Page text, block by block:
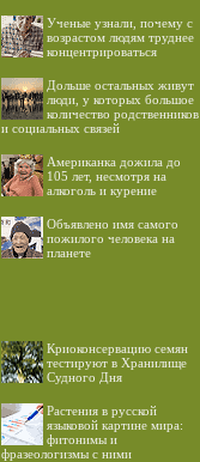
Ученые узнали, почему с
возрастом людям труднее
концентрироваться
Дольше остальных живут
люди, у которых большое
количество родственников
и социальных связей
Американка дожила до
105 лет, несмотря на
алкоголь и курение
Объявлено имя самого
пожилого человека на
планете
Криоконсервацию семян
тестируют в Хранилище
Судного Дня
Растения в русской
языковой картине мира:
фитонимы и
фразеологизмы с ними